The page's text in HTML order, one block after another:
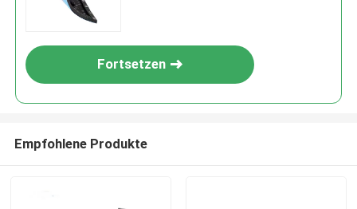
Fortsetzen
Empfohlene Produkte